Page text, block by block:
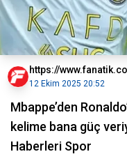
https://
12 Ekim 2025 20:52
Mbappe’den
kelime bana güç
Haberleri Spor